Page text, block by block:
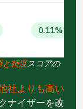
0.11%
と精度スコアの
社よりも高い
ナイザーを改